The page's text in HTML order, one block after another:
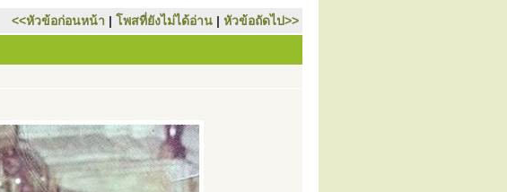
<<หัวข้อก่อนหน้า | โพสที่ยังไม่ได้อ่าน | หัวข้อถัดไป>>